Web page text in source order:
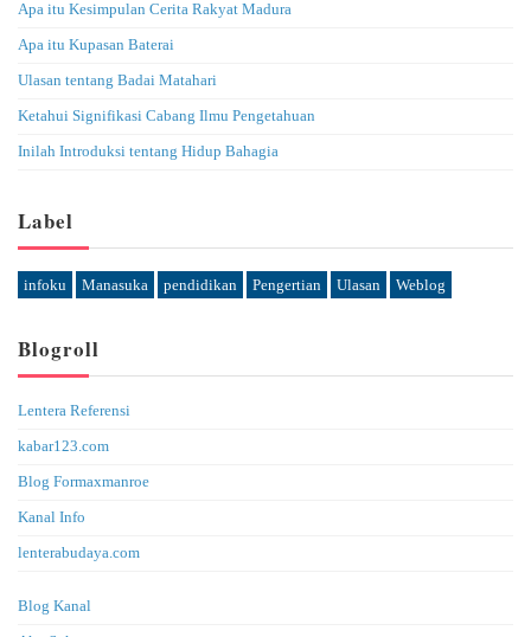
Apa itu Kesimpulan Cerita Rakyat Madura
Apa itu Kupasan Baterai
Ulasan tentang Badai Matahari
Ketahui Signifikasi Cabang Ilmu Pengetahuan
Inilah Introduksi tentang Hidup Bahagia
Label
infoku Manasuka pendidikan Pengertian Ulasan Weblog
Blogroll
Lentera Referensi
kabar123.com
Blog Formaxmanroe
Kanal Info
lenterabudaya.com
Blog Kanal